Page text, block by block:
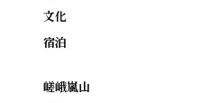
文化
宿泊
嵯峨嵐山